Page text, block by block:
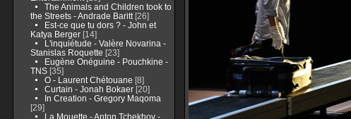
The Animals and Children took to
the Streets - Andrade Baritt[26]
Est-ce que tu dors ? - John et
Katya Berger[14]
L'inquiétude - Valère Novarina -
Stanislas Roquette [23]
Eugène Onéguine - Pouchkine -
TNS[35]
O - Laurent Chétouane [8]
Curtain - Jonah Bokaer[20]
In Creation - Gregory Maqoma
[29]
La Mouette - Anton Tchekhov -